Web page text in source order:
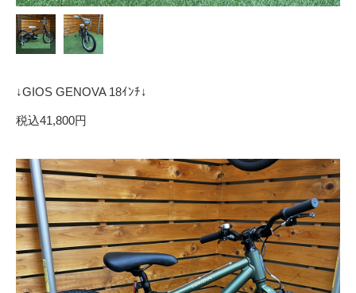
↓GIOS GENOVA 18ｲﾝﾁ↓
税込41,800円